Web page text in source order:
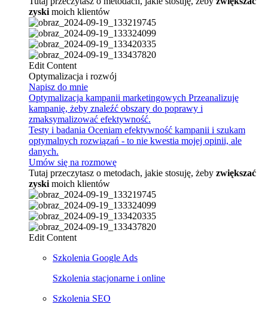
zyski moich klientów
Edit Content
Optymalizacja i rozwój
Napisz do mnie
Optymalizacja kampanii marketingowych Przeanalizuję
kampanię, żeby znaleźć obszary do poprawy i
zmaksymalizować efektywność.
Testy i badania Oceniam efektywność kampanii i szukam
optymalnych rozwiązań - to nie kwestia mojej opinii, ale
danych.
Umów się na rozmowę
Tutaj przeczytasz o metodach, jakie stosuję, żeby zwiększać
zyski moich klientów
Edit Content
Szkolenia Google Ads
Szkolenia stacjonarne i online
Szkolenia SEO